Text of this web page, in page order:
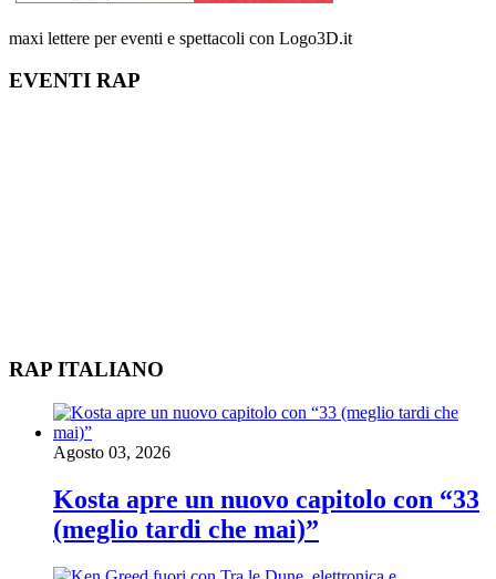
maxi lettere per eventi e spettacoli con Logo3D.it
EVENTI RAP
RAP ITALIANO
Agosto 03, 2026
Kosta apre un nuovo capitolo con “33
(meglio tardi che mai)”